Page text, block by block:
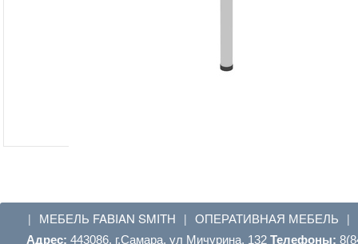
| МЕБЕЛЬ FABIAN SMITH | ОПЕРАТИВНАЯ МЕБЕЛЬ |
Адрес: 443086, г.Самара, ул Мичурина, 132 Телефоны: